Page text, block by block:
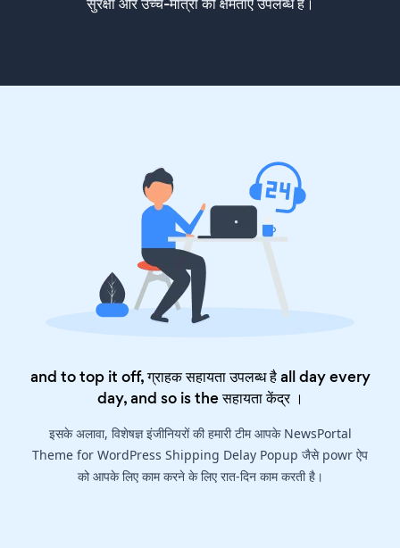
and to top it off, ग्राहक सहायता उपलब्ध है all day every
day, and so is theसहायता केंद्र।
इसके अलावा, विशेषज्ञ इंजीनियरों की हमारी टीम आपके NewsPortal
Theme for WordPress Shipping Delay Popup जैसे powr ऐप
को आपके लिए काम करने के लिए रात-दिन काम करती है।